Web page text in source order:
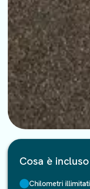
Cosa è
Chilometri illimitati